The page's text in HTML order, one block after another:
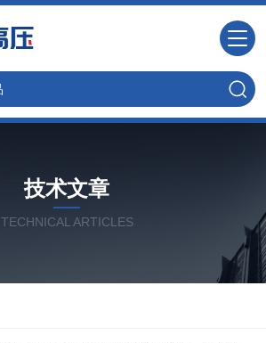
技术文章
TECHNICAL ARTICLES